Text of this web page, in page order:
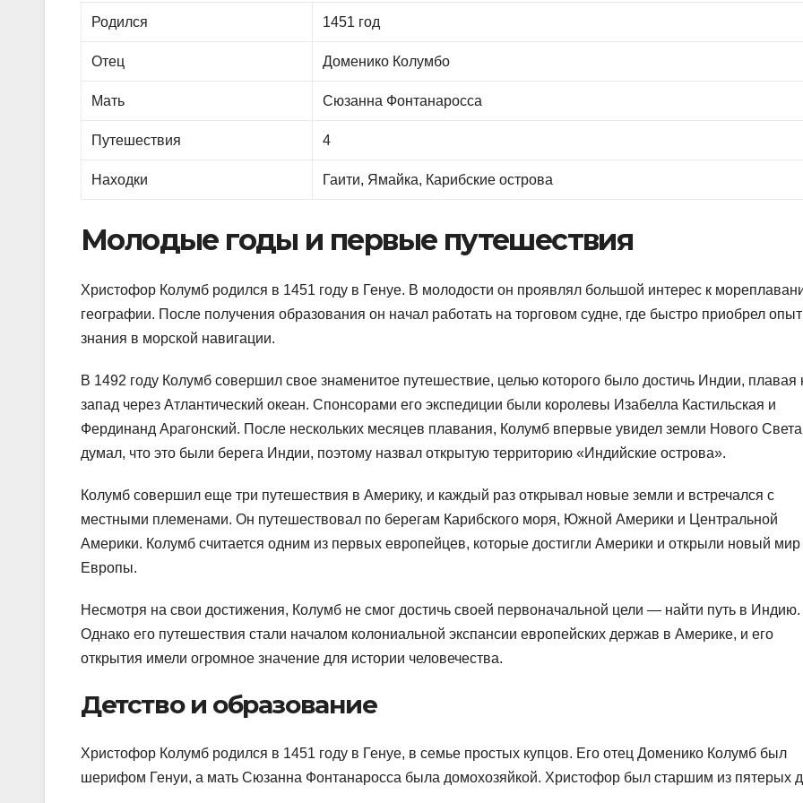
Родился 1451 год
Отец Доменико Колумбо
Мать Сюзанна Фонтанаросса
Путешествия 4
Находки Гаити, Ямайка, Карибские острова
Молодые годы и первые путешествия
Христофор Колумб родился в 1451 году в Генуе. В молодости он проявлял большой интерес к
географии. После получения образования он начал работать на торговом судне, где быстро приобрел
знания в морской навигации.
В 1492 году Колумб совершил свое знаменитое путешествие, целью которого было достичь Индии, плавая
запад через Атлантический океан. Спонсорами его экспедиции были королевы Изабелла Кастильская и
Фердинанд Арагонский. После нескольких месяцев плавания, Колумб впервые увидел земли Нового
думал, что это были берега Индии, поэтому назвал открытую территорию «Индийские острова».
Колумб совершил еще три путешествия в Америку, и каждый раз открывал новые земли и встречался с
местными племенами. Он путешествовал по берегам Карибского моря, Южной Америки и Центральной
Америки. Колумб считается одним из первых европейцев, которые достигли Америки и открыли новый мир
Европы.
Несмотря на свои достижения, Колумб не смог достичь своей первоначальной цели — найти путь в Индию.
Однако его путешествия стали началом колониальной экспансии европейских держав в Америке, и его
открытия имели огромное значение для истории человечества.
Детство и образование
Христофор Колумб родился в 1451 году в Генуе, в семье простых купцов. Его отец Доменико Колумб был
шерифом Генуи, а мать Сюзанна Фонтанаросса была домохозяйкой. Христофор был старшим из пятерых